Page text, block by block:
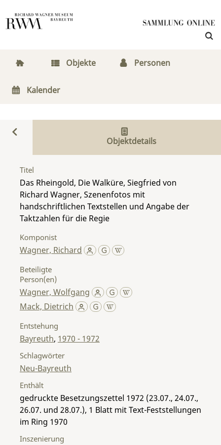
Objekte Personen
Kalender
Objektdetails
Titel
Das Rheingold, Die Walküre, Siegfried von
Richard Wagner, Szenenfotos mit
handschriftlichen Textstellen und Angabe der
Taktzahlen für die Regie
Komponist
Wagner, Richard
Beteiligte
Person(en)
Wagner, Wolfgang
Mack, Dietrich
Entstehung
Bayreuth, 1970 - 1972
Enthält
gedruckte Besetzungszettel 1972 (23.07., 24.07.,
26.07. und 28.07.), 1 Blatt mit Text-Feststellungen
im Ring 1970
Inszenierung
Schlagwörter
Neu-Bayreuth